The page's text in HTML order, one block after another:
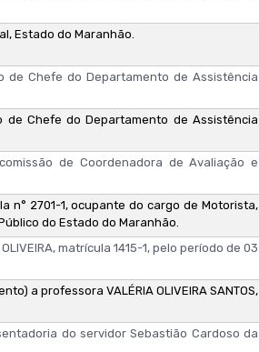
Estado do Maranhão.
de Chefe do Departamento de Assistência
de Chefe do Departamento de Assistência
comissão de Coordenadora de Avaliação e
n° 2701-1, ocupante do cargo de Motorista,
do Estado do Maranhão.
matrícula 1415-1, pelo período de 03
a professora VALÉRIA OLIVEIRA SANTOS,
do servidor Sebastião Cardoso da